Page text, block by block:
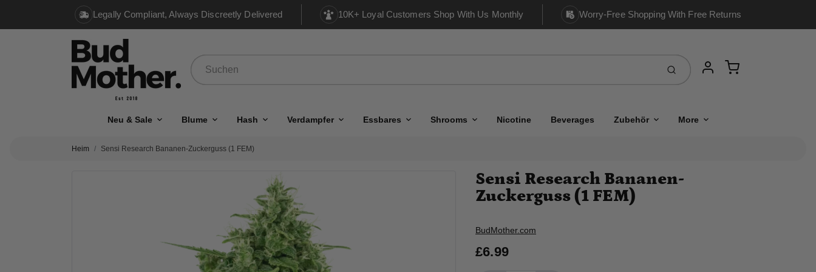
Legally Compliant, Always Discreetly Delivered 10K+ Loyal Customers Shop With Us Monthly Worry-Free Shopping With Free Returns
EinreichenAccount
Cart
Neu & Sale Blume Hash Verdampfer Essbares Shrooms Nicotine Beverages Zubehör More
Heim Sensi Research Bananen-Zuckerguss (1 FEM)
Sensi Research Bananen-
Zuckerguss (1 FEM)
Verkäufer
BudMother.com
£6.99